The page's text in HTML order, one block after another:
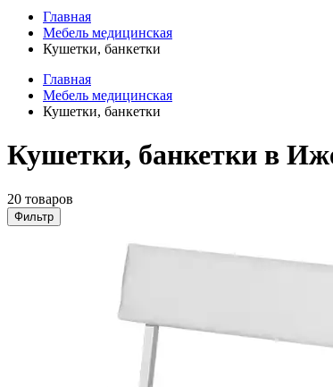
Главная
Мебель медицинская
Кушетки, банкетки
Главная
Мебель медицинская
Кушетки, банкетки
Кушетки, банкетки в
20 товаров
Фильтр